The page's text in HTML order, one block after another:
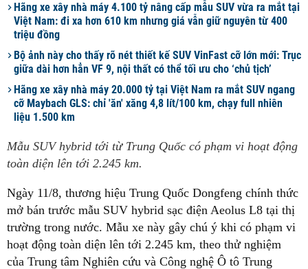
Hãng xe xây nhà máy 4.100 tỷ nâng cấp mẫu SUV vừa ra mắt tại
Việt Nam: đi xa hơn 610 km nhưng giá vẫn giữ nguyên từ 400
triệu đồng
Bộ ảnh này cho thấy rõ nét thiết kế SUV VinFast cỡ lớn mới: Trục
giữa dài hơn hẳn VF 9, nội thất có thể tối ưu cho ‘chủ tịch’
Hãng xe xây nhà máy 20.000 tỷ tại Việt Nam ra mắt SUV ngang
cỡ Maybach GLS: chỉ 'ăn' xăng 4,8 lít/100 km, chạy full nhiên
liệu 1.500 km
Mẫu SUV hybrid tới từ Trung Quốc có phạm vi hoạt động
toàn diện lên tới 2.245 km.
Ngày 11/8, thương hiệu Trung Quốc Dongfeng chính thức
mở bán trước mẫu SUV hybrid sạc điện Aeolus L8 tại thị
trường trong nước. Mẫu xe này gây chú ý khi có phạm vi
hoạt động toàn diện lên tới 2.245 km, theo thử nghiệm
của Trung tâm Nghiên cứu và Công nghệ Ô tô Trung